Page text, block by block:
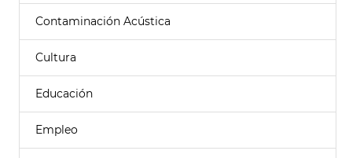
Contaminación Acústica
Cultura
Educación
Empleo